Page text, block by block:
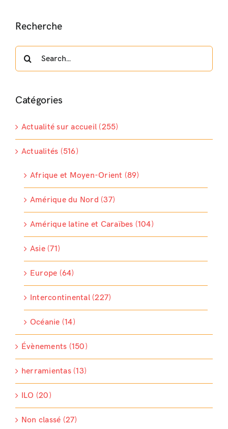
Recherche
Catégories
Actualité sur accueil (255)
Actualités (516)
Afrique et Moyen-Orient (89)
Amérique du Nord (37)
Amérique latine et Caraïbes (104)
Asie (71)
Europe (64)
Intercontinental (227)
Océanie (14)
Évènements (150)
herramientas (13)
ILO (20)
Non classé (27)